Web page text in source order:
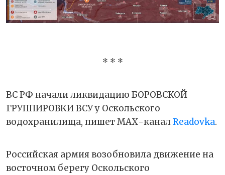
* * *
ВС РФ начали ликвидацию БОРОВСКОЙ
ГРУППИРОВКИ ВСУ у Оскольского
водохранилища, пишет МАХ-каналReadovka.
Российская армия возобновила движение на
восточном берегу Оскольского